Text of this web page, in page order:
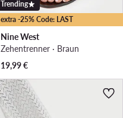
extra -25% Code: LAST
Trending
Nine West
Zehentrenner · Braun
19,99€